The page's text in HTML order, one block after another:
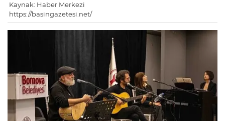
Kaynak: Haber Merkezi
https://basingazetesi.net/